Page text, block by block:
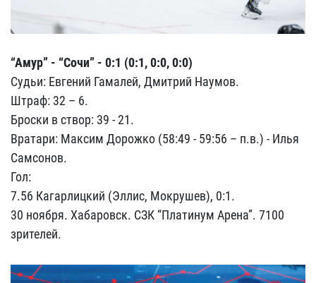
“Амур” - “Сочи” - 0:1 (0:1, 0:0, 0:0)
Судьи: Евгений Гамалей, Дмитрий Наумов.
Штраф: 32 – 6.
Броски в створ: 39 - 21.
Вратари: Максим Дорожко (58:49 - 59:56 – п.в.) - Илья
Самсонов.
Гол:
7.56 Кагарлицкий (Эллис, Мокрушев), 0:1.
30 ноября. Хабаровск. СЗК “Платинум Арена”. 7100
зрителей.